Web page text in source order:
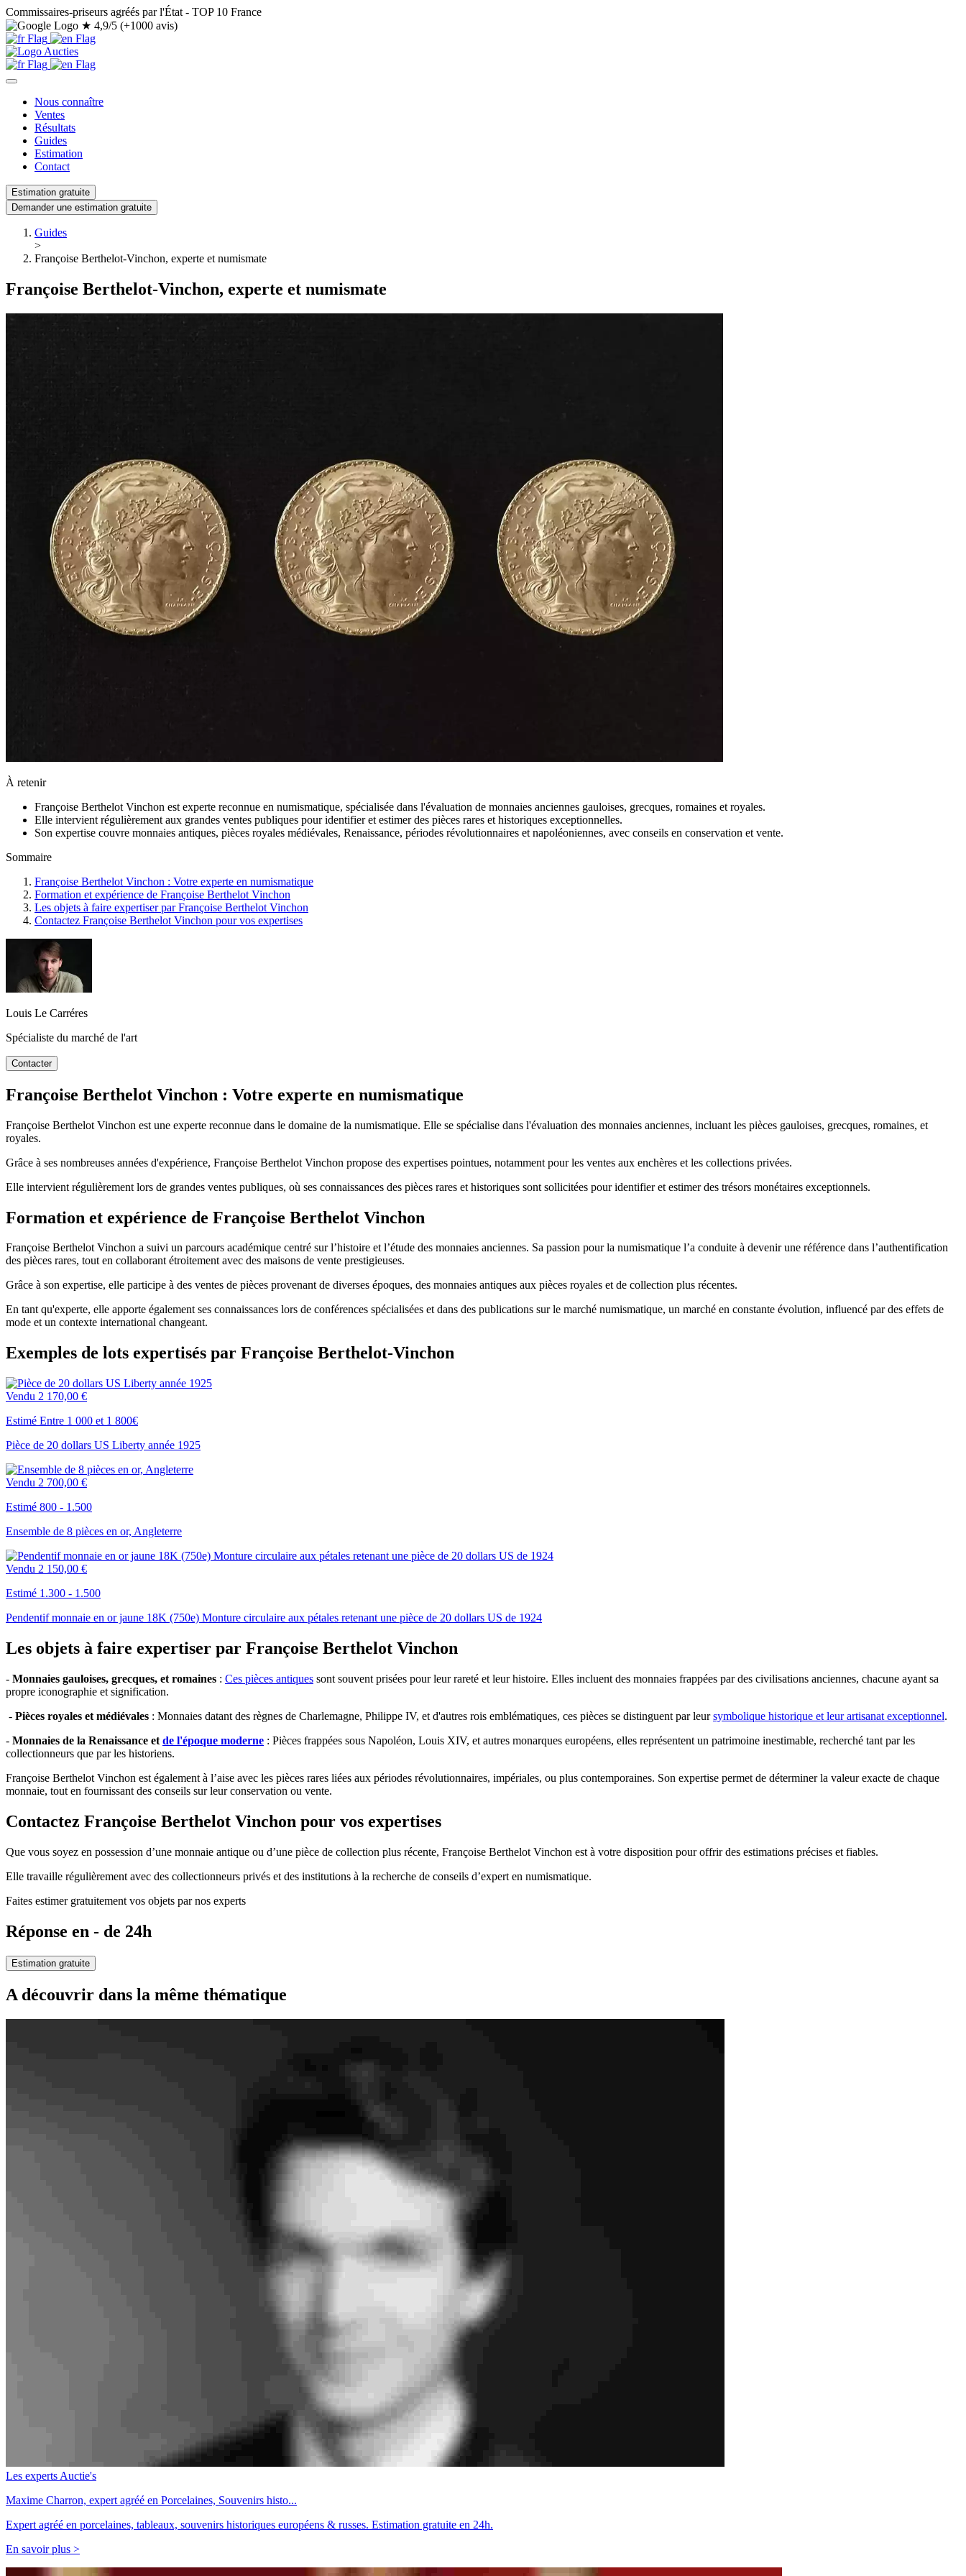
Commissaires-priseurs agréés par l'État - TOP 10 France
★ 4,9/5 (+1000 avis)
Nous connaître
Ventes
Résultats
Guides
Estimation
Contact
Estimation gratuite
Demander une estimation gratuite
Guides
>
Françoise Berthelot-Vinchon, experte et numismate
Françoise Berthelot-Vinchon, experte et numismate
À retenir
Françoise Berthelot Vinchon est experte reconnue en numismatique, spécialisée dans l'évaluation de monnaies anciennes gauloises, grecques, romaines et royales.
Elle intervient régulièrement aux grandes ventes publiques pour identifier et estimer des pièces rares et historiques exceptionnelles.
Son expertise couvre monnaies antiques, pièces royales médiévales, Renaissance, périodes révolutionnaires et napoléoniennes, avec conseils en conservation et vente.
Sommaire
Françoise Berthelot Vinchon : Votre experte en numismatique
Formation et expérience de Françoise Berthelot Vinchon
Les objets à faire expertiser par Françoise Berthelot Vinchon
Contactez Françoise Berthelot Vinchon pour vos expertises
Louis Le Carréres
Spécialiste du marché de l'art
Contacter
Françoise Berthelot Vinchon : Votre experte en numismatique
Françoise Berthelot Vinchon est une experte reconnue dans le domaine de la numismatique. Elle se spécialise dans l'évaluation des monnaies anciennes, incluant les pièces gauloises, grecques, romaines, et
royales.
Grâce à ses nombreuses années d'expérience, Françoise Berthelot Vinchon propose des expertises pointues, notamment pour les ventes aux enchères et les collections privées.
Elle intervient régulièrement lors de grandes ventes publiques, où ses connaissances des pièces rares et historiques sont sollicitées pour identifier et estimer des trésors monétaires exceptionnels.
Formation et expérience de Françoise Berthelot Vinchon
Françoise Berthelot Vinchon a suivi un parcours académique centré sur l’histoire et l’étude des monnaies anciennes. Sa passion pour la numismatique l’a conduite à devenir une référence dans l’authentification
des pièces rares, tout en collaborant étroitement avec des maisons de vente prestigieuses.
Grâce à son expertise, elle participe à des ventes de pièces provenant de diverses époques, des monnaies antiques aux pièces royales et de collection plus récentes.
En tant qu'experte, elle apporte également ses connaissances lors de conférences spécialisées et dans des publications sur le marché numismatique, un marché en constante évolution, influencé par des effets de
mode et un contexte international changeant.
Exemples de lots expertisés par Françoise Berthelot-Vinchon
Vendu 2 170,00 €
Estimé Entre 1 000 et 1 800€
Pièce de 20 dollars US Liberty année 1925
Vendu 2 700,00 €
Estimé 800 - 1.500
Ensemble de 8 pièces en or, Angleterre
Vendu 2 150,00 €
Estimé 1.300 - 1.500
Pendentif monnaie en or jaune 18K (750e) Monture circulaire aux pétales retenant une pièce de 20 dollars US de 1924
Les objets à faire expertiser par Françoise Berthelot Vinchon
- Monnaies gauloises, grecques, et romaines : Ces pièces antiques sont souvent prisées pour leur rareté et leur histoire. Elles incluent des monnaies frappées par des civilisations anciennes, chacune ayant sa
propre iconographie et signification.
- Pièces royales et médiévales : Monnaies datant des règnes de Charlemagne, Philippe IV, et d'autres rois emblématiques, ces pièces se distinguent par leursymbolique historique et leur artisanat exceptionnel.
- Monnaies de la Renaissance et de l'époque moderne : Pièces frappées sous Napoléon, Louis XIV, et autres monarques européens, elles représentent un patrimoine inestimable, recherché tant par les
collectionneurs que par les historiens.
Françoise Berthelot Vinchon est également à l’aise avec les pièces rares liées aux périodes révolutionnaires, impériales, ou plus contemporaines. Son expertise permet de déterminer la valeur exacte de chaque
monnaie, tout en fournissant des conseils sur leur conservation ou vente.
Contactez Françoise Berthelot Vinchon pour vos expertises
Que vous soyez en possession d’une monnaie antique ou d’une pièce de collection plus récente, Françoise Berthelot Vinchon est à votre disposition pour offrir des estimations précises et fiables.
Elle travaille régulièrement avec des collectionneurs privés et des institutions à la recherche de conseils d’expert en numismatique.
Faites estimer gratuitement vos objets par nos experts
Réponse en - de 24h
Estimation gratuite
A découvrir dans la même thématique
Les experts Auctie's
Maxime Charron, expert agréé en Porcelaines, Souvenirs histo...
Expert agréé en porcelaines, tableaux, souvenirs historiques européens & russes. Estimation gratuite en 24h.
En savoir plus >